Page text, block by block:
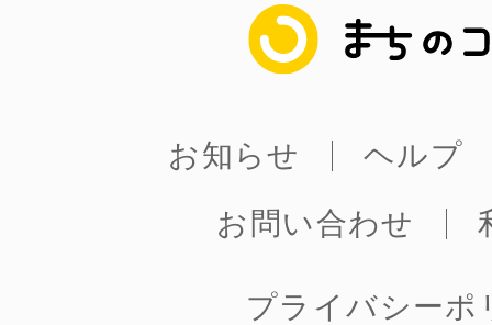
まちのコイン
お知らせ
ヘルプ
お問い合わせ
プライバシーポ
お知らせ
ヘルプ
お問い合わせ